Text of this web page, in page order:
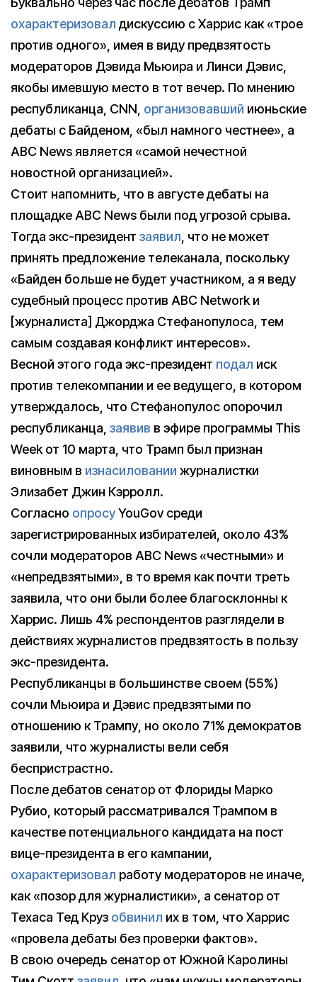
охарактеризовал дискуссию с Харрис как «трое
против одного», имея в виду предвзятость
модераторов Дэвида Мьюира и Линси Дэвис,
якобы имевшую место в тот вечер. По мнению
республиканца, CNN, организовавший июньские
дебаты с Байденом, «был намного честнее», а
ABC News является «самой нечестной
новостной организацией».
Стоит напомнить, что в августе дебаты на
площадке ABC News были под угрозой срыва.
Тогда экс-президент заявил, что не может
принять предложение телеканала, поскольку
«Байден больше не будет участником, а я веду
судебный процесс против ABC Network и
[журналиста] Джорджа Стефанопулоса, тем
самым создавая конфликт интересов».
Весной этого года экс-президент подал иск
против телекомпании и ее ведущего, в котором
утверждалось, что Стефанопулос опорочил
республиканца, заявив в эфире программы This
Week от 10 марта, что Трамп был признан
виновным в изнасиловании журналистки
Элизабет Джин Кэрролл.
Согласно опросуYouGov среди
зарегистрированных избирателей, около 43%
сочли модераторов ABC News «честными» и
«непредвзятыми», в то время как почти треть
заявила, что они были более благосклонны к
Харрис. Лишь 4% респондентов разглядели в
действиях журналистов предвзятость в пользу
экс-президента.
Республиканцы в большинстве своем (55%)
сочли Мьюира и Дэвис предвзятыми по
отношению к Трампу, но около 71% демократов
заявили, что журналисты вели себя
беспристрастно.
После дебатов сенатор от Флориды Марко
Рубио, который рассматривался Трампом в
качестве потенциального кандидата на пост
вице-президента в его кампании,
охарактеризовал работу модераторов не иначе,
как «позор для журналистики», а сенатор от
Техаса Тед Круз обвинил их в том, что Харрис
«провела дебаты без проверки фактов».
В свою очередь сенатор от Южной Каролины